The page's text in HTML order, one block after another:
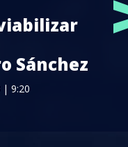
Sánchez
| 9:20